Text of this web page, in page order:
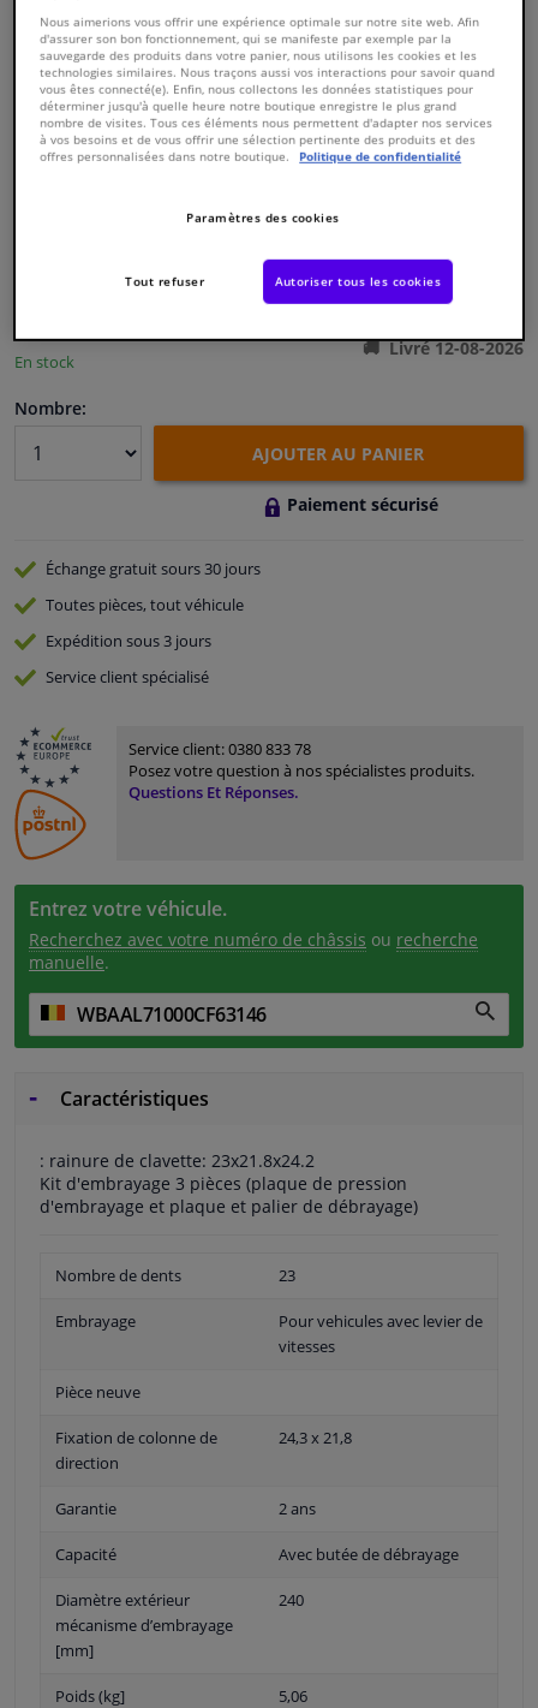
Fenêtres & accessoires
Intérieur & ameublement
Camping-car, moto & vélo
Promotions et réductions
Numéro de produit d'origine:0171489
En stock
Livré 12-08-2026
Nombre:
AJOUTER AU PANIER
Paiement sécurisé
Échange gratuitsours 30 jours
Toutes pièces, tout véhicule
Expédition sous 3 jours
Serviceclient spécialisé
Service client:0380 833 78
Posez votre question à nos spécialistes produits.
Questions Et Réponses.
Entrez votre véhicule.
Recherchez avec votre numéro de châssis ou recherche
manuelle.
Caractéristiques
: rainure de clavette: 23x21.8x24.2
Kit d'embrayage 3 pièces (plaque de pression
d'embrayage et plaque et palier de débrayage)
Nombre de dents 23
Embrayage
Pour vehicules avec levier de
vitesses
Pièce neuve
Fixation de colonne de
direction
24,3 x 21,8
Garantie 2 ans
Capacité Avec butée de débrayage
Diamètre extérieur
mécanisme d’embrayage
[mm]
240
Poids (kg] 5,06
Nous aimerions vous offrir une expérience optimale sur notre site web. Afin
d'assurer son bon fonctionnement, qui se manifeste par exemple par la
sauvegarde des produits dans votre panier, nous utilisons les cookies et les
technologies similaires. Nous traçons aussi vos interactions pour savoir quand
vous êtes connecté(e). Enfin, nous collectons les données statistiques pour
déterminer jusqu'à quelle heure notre boutique enregistre le plus grand
nombre de visites. Tous ces éléments nous permettent d'adapter nos services
à vos besoins et de vous offrir une sélection pertinente des produits et des
offres personnalisées dans notre boutique.
Politique de confidentialité
Paramètres des cookies
Tout refuser Autoriser tous les cookies